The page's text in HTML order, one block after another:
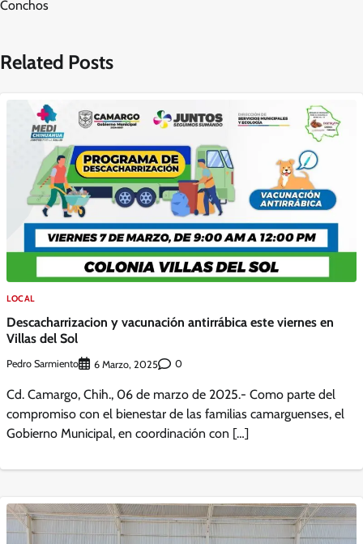
Conchos
Related Posts
LOCAL
Descacharrizacion y vacunación antirrábica este viernes en
Villas del Sol
Pedro Sarmiento 6 Marzo, 2025 0
Cd. Camargo, Chih., 06 de marzo de 2025.- Como parte del
compromiso con el bienestar de las familias camarguenses, el
Gobierno Municipal, en coordinación con […]